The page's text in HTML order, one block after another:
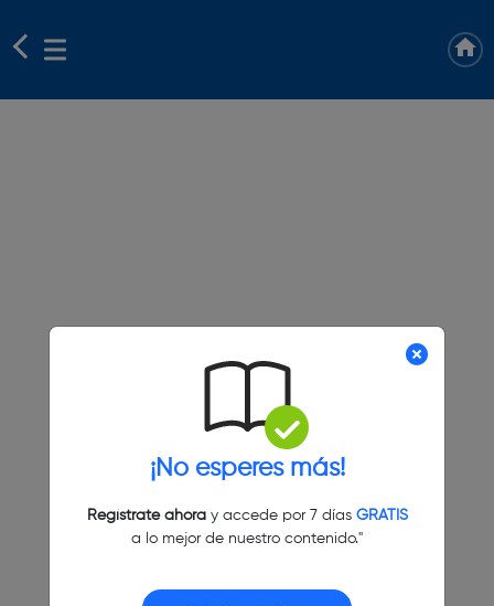
¡No esperes más!
Regístrate ahoray accede por 7 días GRATIS
a lo mejor de nuestro contenido."